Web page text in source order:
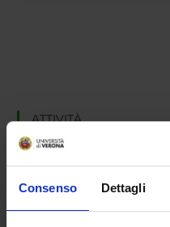
Consenso Dettagli
ATTIVITÀ
AREE DI RICERCA
GRUPPI DI RICERCA